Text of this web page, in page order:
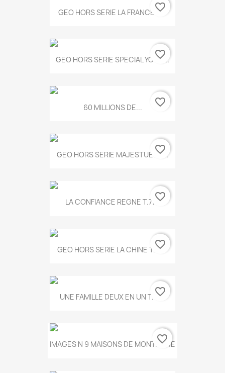
GEO HORS SERIE LA FRANCE A...
favorite_border
GEO HORS SERIE SPECIAL YOGA...
favorite_border
60 MILLIONS DE... favorite_border
GEO HORS SERIE MAJESTUEUX...
favorite_border
LA CONFIANCE REGNE T.778favorite_border
GEO HORS SERIE LA CHINE T.497
favorite_border
UNE FAMILLE DEUX EN UN T.675
favorite_border
IMAGES N 9 MAISONS DE MONTAGNE
favorite_border